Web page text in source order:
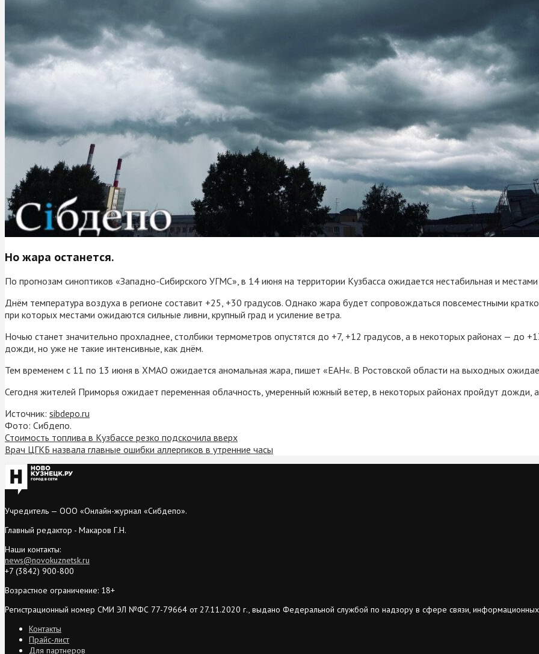
Но жара останется.
По прогнозам синоптиков «Западно-Сибирского УГМС», в 14 июня на территории Кузбасса ожидается нестабильная и местами
Днём температура воздуха в регионе составит +25, +30 градусов. Однако жара будет сопровождаться повсеместными
при которых местами ожидаются сильные ливни, крупный град и усиление ветра.
Ночью станет значительно прохладнее, столбики термометров опустятся до +7, +12 градусов, а в некоторых районах — до
дожди, но уже не такие интенсивные, как днём.
Тем временем с 11 по 13 июня в ХМАО ожидается аномальная жара, пишет «ЕАН«. В Ростовской области на выходных
Сегодня жителей Приморья ожидает переменная облачность, умеренный южный ветер, в некоторых районах пройдут
Источник: sibdepo.ru
Фото: Сибдепо.
Стоимость топлива в Кузбассе резко подскочила вверх
Врач ЦГКБ назвала главные ошибки аллергиков в утренние часы
Учредитель — ООО «Онлайн-журнал «Сибдепо».
Главный редактор - Макаров Г.Н.
Наши контакты:
news@novokuznetsk.ru
+7 (3842) 900-800
Возрастное ограничение: 18+
Регистрационный номер СМИ ЭЛ №ФС 77-79664 от 27.11.2020 г., выдано Федеральной службой по надзору в сфере связи, информационных
Контакты
Прайс-лист
Для партнеров